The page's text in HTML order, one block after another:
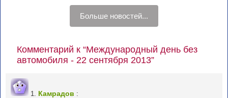
Больше новостей...
Комментарий к “Международный день без
автомобиля - 22 сентября 2013”
1. Камрадов :